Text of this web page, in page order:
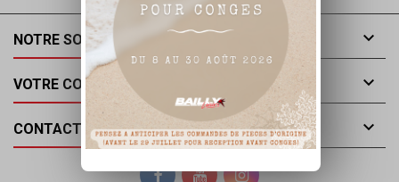
NOTRE SOCIÉTÉ 
VOTRE COMPTE 
CONTACT 